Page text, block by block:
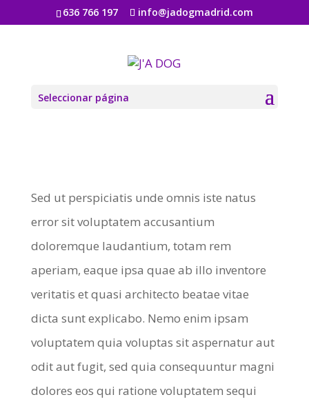
636 766 197 info@jadogmadrid.com
Seleccionar página
SED UT PERSPICIATIS
Sed ut perspiciatis unde omnis iste natus
error sit voluptatem accusantium
doloremque laudantium, totam rem
aperiam, eaque ipsa quae ab illo inventore
veritatis et quasi architecto beatae vitae
dicta sunt explicabo. Nemo enim ipsam
voluptatem quia voluptas sit aspernatur aut
odit aut fugit, sed quia consequuntur magni
dolores eos qui ratione voluptatem sequi